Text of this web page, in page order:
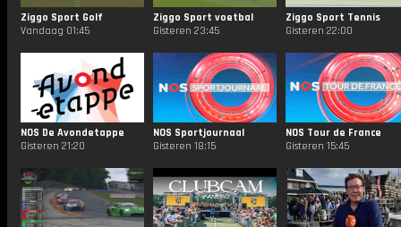
Ziggo Sport Golf
Vandaag 01:45
Ziggo Sport voetbal
Gisteren 23:45
Ziggo Sport Tennis
Gisteren 22:00
NOS De Avondetappe
Gisteren 21:20
NOS Sportjournaal
Gisteren 18:15
NOS Tour de France
Gisteren 15:45